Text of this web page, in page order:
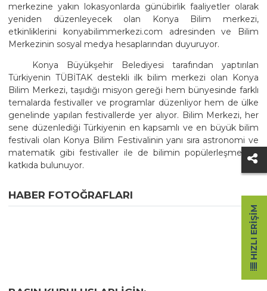
merkezine yakın lokasyonlarda günübirlik faaliyetler olarak
yeniden düzenleyecek olan Konya Bilim merkezi,
etkinliklerini konyabilimmerkezi.com adresinden ve Bilim
Merkezinin sosyal medya hesaplarından duyuruyor.
Konya Büyükşehir Belediyesi tarafından yaptırılan
Türkiyenin TÜBİTAK destekli ilk bilim merkezi olan Konya
Bilim Merkezi, taşıdığı misyon gereği hem bünyesinde farklı
temalarda festivaller ve programlar düzenliyor hem de ülke
genelinde yapılan festivallerde yer alıyor. Bilim Merkezi, her
sene düzenlediği Türkiyenin en kapsamlı ve en büyük bilim
festivali olan Konya Bilim Festivalinin yanı sıra astronomi ve
matematik gibi festivaller ile de bilimin popülerleşmesine
katkıda bulunuyor.
HABER FOTOĞRAFLARI
HIZLI ERIŞIM